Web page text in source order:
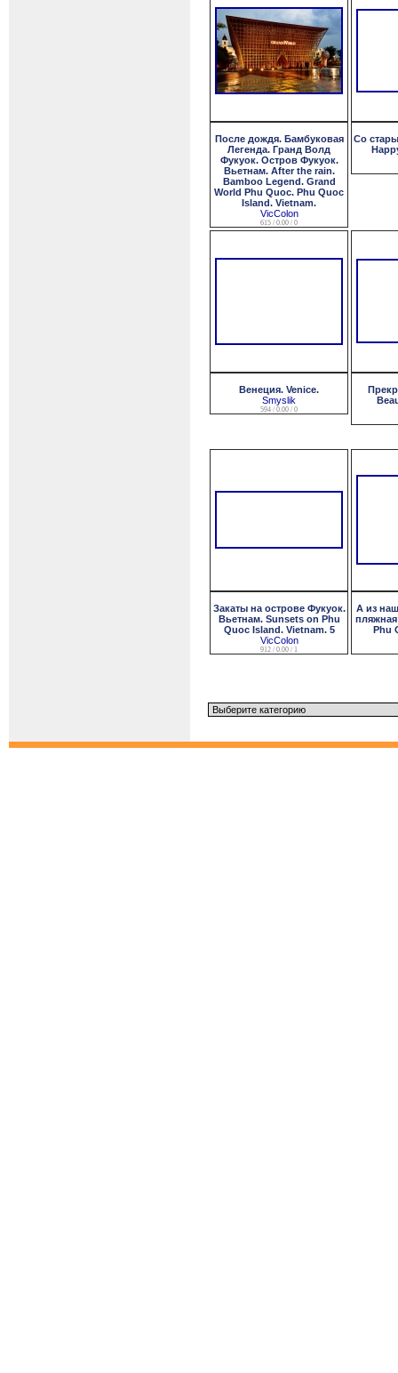
После дождя. Бамбуковая
Легенда. Гранд Волд
Фукуок. Остров Фукуок.
Вьетнам. After the rain.
Bamboo Legend. Grand
World Phu Quoc. Phu Quoc
Island. Vietnam.
VicColon
615 / 0.00 / 0
Со
Венеция. Venice.
Smyslik
594 / 0.00 / 0
Закаты на острове Фукуок.
Вьетнам. Sunsets on Phu
Quoc Island. Vietnam. 5
VicColon
912 / 0.00 / 1
А из
Phu